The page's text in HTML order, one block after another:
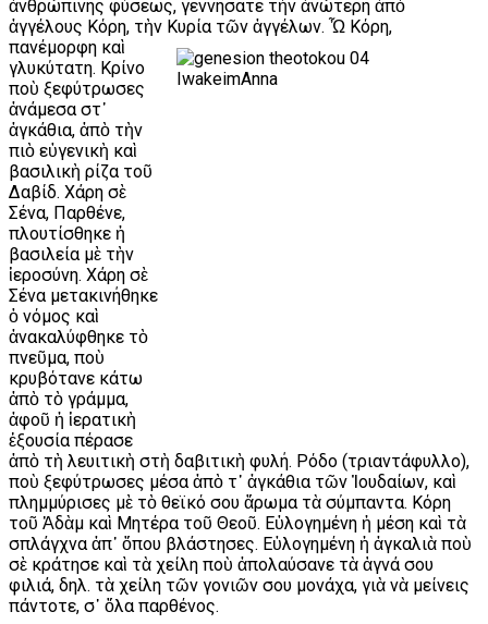
ἀνθρώπινης φύσεως, γεννήσατε τὴν ἀνώτερη ἀπὸ
ἀγγέλους Κόρη, τὴν Κυρία τῶν ἀγγέλων. Ὦ Κόρη,
πανέμορφη καὶ
γλυκύτατη. Κρίνο
ποὺ ξεφύτρωσες
ἀνάμεσα στ᾿
ἀγκάθια, ἀπὸ τὴν
πιὸ εὐγενικὴ καὶ
βασιλικὴ ρίζα τοῦ
Δαβίδ. Χάρη σὲ
Σένα, Παρθένε,
πλουτίσθηκε ἡ
βασιλεία μὲ τὴν
ἱεροσύνη. Χάρη σὲ
Σένα μετακινήθηκε
ὁ νόμος καὶ
ἀνακαλύφθηκε τὸ
πνεῦμα, ποὺ
κρυβότανε κάτω
ἀπὸ τὸ γράμμα,
ἀφοῦ ἡ ἱερατικὴ
ἐξουσία πέρασε
ἀπὸ τὴ λευιτικὴ στὴ δαβιτικὴ φυλή. Ρόδο (τριαντάφυλλο),
ποὺ ξεφύτρωσες μέσα ἀπὸ τ᾿ ἀγκάθια τῶν Ἰουδαίων, καὶ
πλημμύρισες μὲ τὸ θεϊκό σου ἄρωμα τὰ σύμπαντα. Κόρη
τοῦ Ἀδὰμ καὶ Μητέρα τοῦ Θεοῦ. Εὐλογημένη ἡ μέση καὶ τὰ
σπλάγχνα ἀπ᾿ ὅπου βλάστησες. Εὐλογημένη ἡ ἀγκαλιὰ ποὺ
σὲ κράτησε καὶ τὰ χείλη ποὺ ἀπολαύσανε τὰ ἁγνά σου
φιλιά, δηλ. τὰ χείλη τῶν γονιῶν σου μονάχα, γιὰ νὰ μείνεις
πάντοτε, σ᾿ ὅλα παρθένος.